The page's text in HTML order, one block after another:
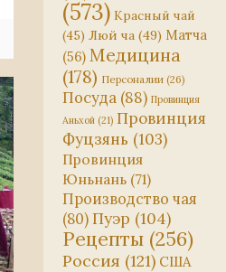
(573) Красный чай
(45) Люй ча (49) Матча
(56) Медицина
(178) Персоналии (26)
Посуда (88) Провинция
Аньхой (21) Провинция
Фуцзянь (103)
Провинция
Юньнань (71)
Производство чая
(80) Пуэр (104)
Рецепты (256)
Россия (121) США